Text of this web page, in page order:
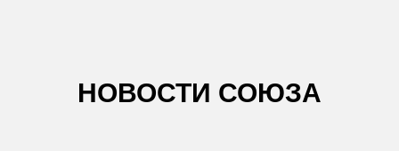
НОВОСТИ СОЮЗА